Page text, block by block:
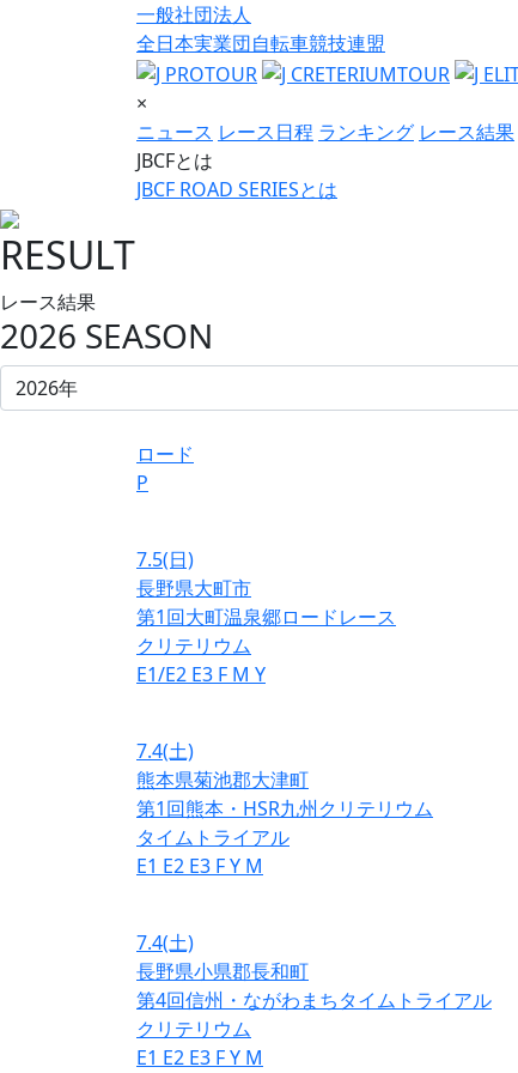
一般社団法人
全日本実業団自転車競技連盟
×
ニュース レース日程 ランキング レース結果
JBCFとは
JBCF ROAD SERIESとは
RESULT
レース結果
2026 SEASON
ロード
P
7.5(日)
長野県大町市
第1回大町温泉郷ロードレース
クリテリウム
E1/E2 E3 F M Y
7.4(土)
熊本県菊池郡大津町
第1回熊本・HSR九州クリテリウム
タイムトライアル
E1 E2 E3 FY M
7.4(土)
長野県小県郡長和町
第4回信州・ながわまちタイムトライアル
クリテリウム
E1 E2 E3 FY M